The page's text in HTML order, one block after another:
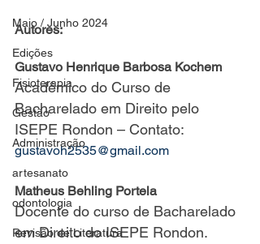
Maio / Junho 2024
Edições
Fisioterapia
Gestão
Administração
artesanato
odontologia
Revisão de Literatura
Autores:
Gustavo Henrique Barbosa Kochem
Acadêmico do Curso de
Bacharelado em Direito pelo
ISEPE Rondon – Contato:
gustavoh2535@gmail.com
Matheus Behling Portela
Docente do curso de Bacharelado
em Direito do ISEPE Rondon.